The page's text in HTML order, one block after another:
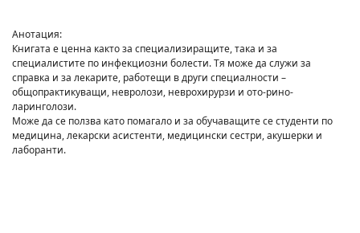
Анотация:
Книгата е ценна както за специализиращите, така и за
специалистите по инфекциозни болести. Тя може да служи за
справка и за лекарите, работещи в други специалности –
общопрактикуващи, невролози, неврохирурзи и ото-рино-
ларинголози.
Може да се ползва като помагало и за обучаващите се студенти по
медицина, лекарски асистенти, медицински сестри, акушерки и
лаборанти.